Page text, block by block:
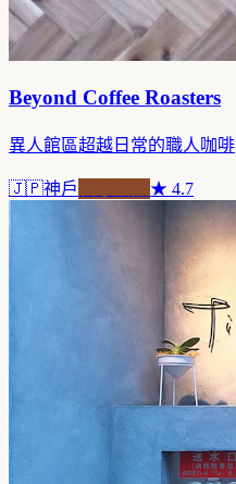
Beyond Coffee Roasters
異人館區超越日常的職人咖啡
🇯🇵神戶 ★ 4.7